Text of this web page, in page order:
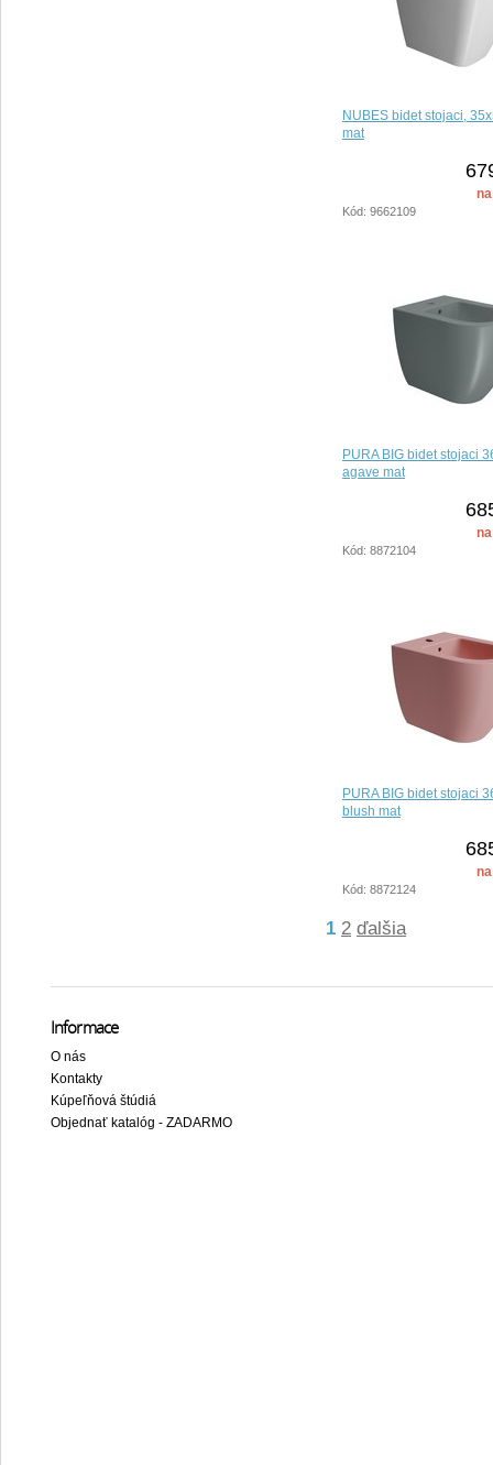
NUBES bidet stojaci,
mat
Kód: 9662109
PURA BIG bidet stojaci
agave mat
Kód: 8872104
PURA BIG bidet stojaci
blush mat
Kód: 8872124
1 2 ďalšia
Informace
O nás
Kontakty
Kúpeľňová štúdiá
Objednať katalóg - ZADARMO